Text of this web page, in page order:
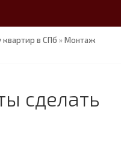
квартир в СПб »Монтаж
сделать